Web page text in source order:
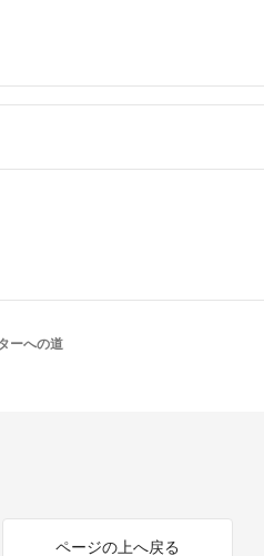
ーへの道
ページの上へ戻る